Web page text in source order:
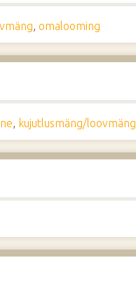
,omalooming
, kujutlusmäng/loovmäng